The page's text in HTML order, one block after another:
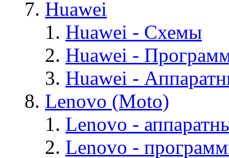
Huawei
Huawei - Cхемы
Huawei -
Huawei -
Lenovo (Moto)
Lenovo -
Lenovo -